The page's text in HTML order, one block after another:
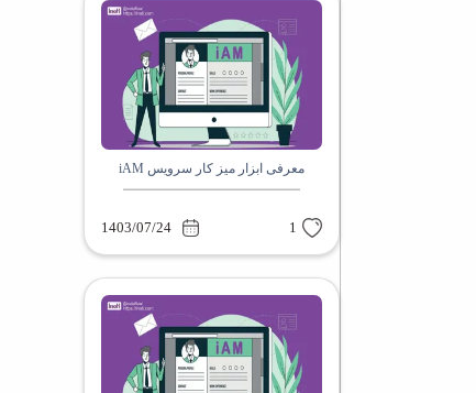
معرفی ابزار میز کار سرویس iAM
1
1403/07/24